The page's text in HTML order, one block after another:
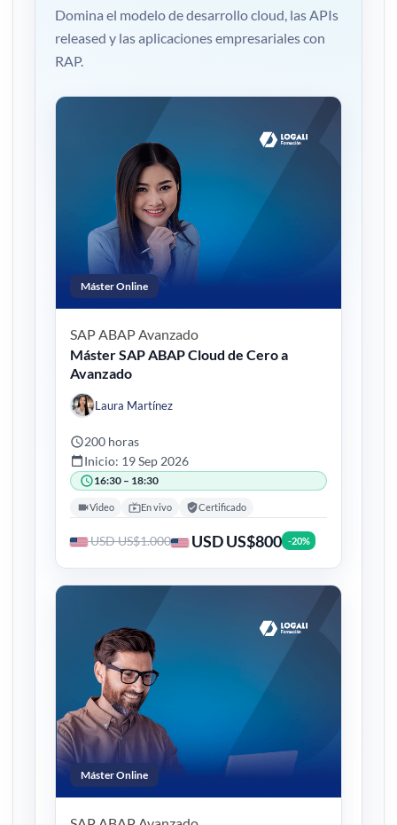
Domina el modelo de desarrollo cloud, las APIs
released y las aplicaciones empresariales con
RAP.
Máster Online
SAP ABAPAvanzado
Máster SAP ABAP Cloud de Cero a
Avanzado
Laura Martínez
200 horas
Inicio: 19 Sep 2026
16:30 – 18:30
Video En vivo Certificado
USD US$1.000 USD US$800 -20%
Máster Online